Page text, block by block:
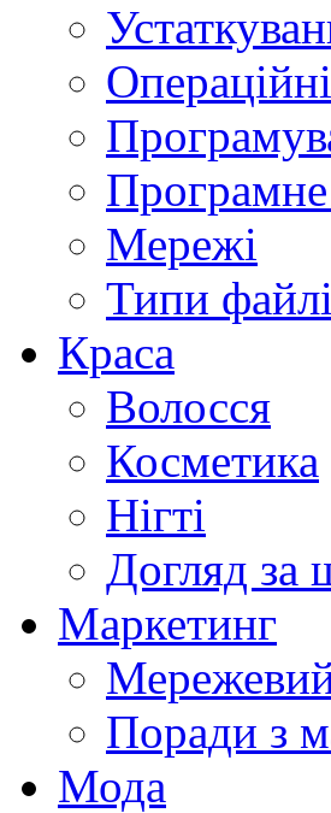
Програмне
Мережі
Типи
Краса
Волосся
Косметика
Нігті
Догляд за
Маркетинг
Поради з
Мода